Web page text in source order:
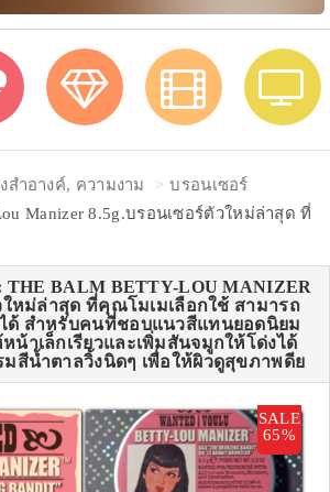
สำอางค์, ความงาม
บรอนเซอร์
Manizer 8.5g.บรอนเซอร์ตัวใหม่ล่าสุด ที่
THE BALM BETTY-LOU MANIZER
ใหม่ล่าสุด ที่คุณโมเมเลือกใช้ สามารถ
ด้ สำหรับคนที่ชอบแนวสีแทนยอดนิยม
น้าเล็กเรียวและเพิ่มสันจมูกให้โด่งได้
มสีน้ำตาลวิ้งนิดๆ เพื่อให้ผิวดูสุขภาพดีย
SALE
65%